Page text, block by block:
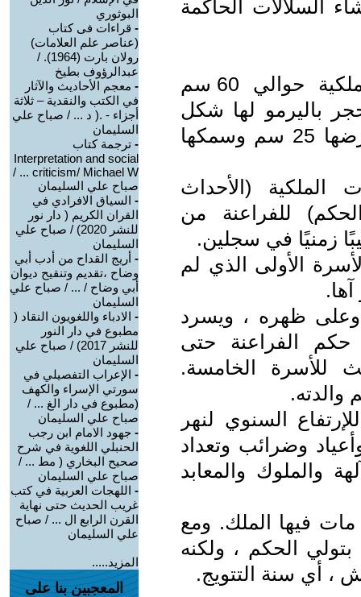
السلالات الحاكمة
💥 يُقدَّر إرتفاع لوح الحوليات الملكية حوالي 60 سم
حجر باليرمو لها شكل
غير منتظم ، ارتفاعها 43.5 سم وعرضها 25 سم وسمكها
الملكية (الأحداث
للفراعنة من
زمنيًا في سجلين.
الأولى الذي لم
ظهره ، ويسرد
الفراعنة حتى
للأسرة الخامسة.
السنوي لنهر
وضرائب وتعداد
والملوك والمعابد
مات فيها الملك. ومع
الحكم ، ولكنه
، أي سنة التتويج.
البوثوري
- قراءات فى كتاب
(عناصر علم العلامات)
رولان بارت (1964). /
عبدالرؤوف بطيخ
- معجم الأحاديث والآثار
في الكتب والنقدية – ثلاثة
أجزاء - .( د ... / صباح علي
السليمان
- ترجمة كتاب
Interpretation and social
criticism/ Michael W ... /
صباح علي السليمان
- السياق الافرادي في
القران الكريم ( دار نور
للنشر 2020) / صباح علي
السليمان
- أريج القداح من أدب أبي
وضاح ،تقديم وتنقيح ديوان
أبي وضاح / ... / صباح علي
السليمان
- الادباء واللغويون النقاد (
مطبوع في دار النور
للنشر 2017) / صباح علي
السليمان
- الإعراب التفصيلي في
سورتي الإسراء والكهف
(مطبوع في دار الغ ... /
صباح علي السليمان
- جهود الامام ابن رجب
الحنبلي اللغوية في شرح
صحيح البخاري ( مط ... /
صباح علي السليمان
- اللهجات العربية في كتب
غريب الحديث حتى نهاية
القرن الرابع ال ... / صباح
علي السليمان
المزيد.....
المعجبين بنا على